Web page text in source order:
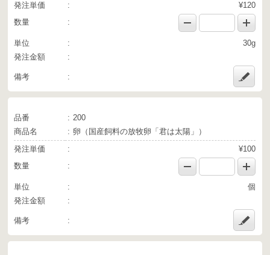
発注単価
¥120
数量
単位
30g
発注金額
備考
品番
200
商品名
卵（国産飼料の放牧卵「君は太陽」）
発注単価
¥100
数量
単位
個
発注金額
備考